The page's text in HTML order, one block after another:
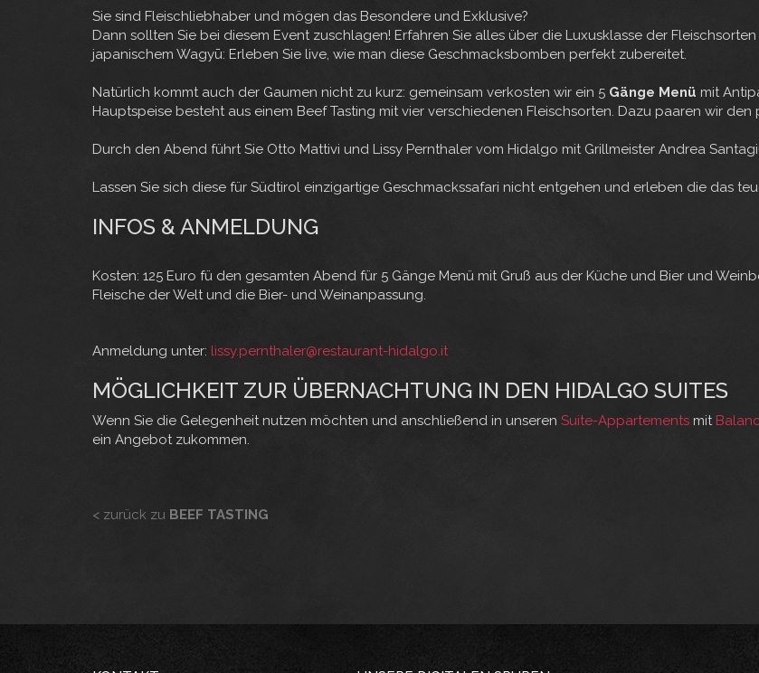
Sie sind Fleischliebhaber und mögen das Besondere und Exklusive?
Dann sollten Sie bei diesem Event zuschlagen! Erfahren Sie alles über die Luxusklasse der
japanischem Wagyū: Erleben Sie live, wie man diese Geschmacksbomben perfekt zubereitet.
Natürlich kommt auch der Gaumen nicht zu kurz: gemeinsam verkosten wir ein 5 Gänge Menü mit
Hauptspeise besteht aus einem Beef Tasting mit vier verschiedenen Fleischsorten. Dazu paaren wir
Durch den Abend führt Sie Otto Mattivi und Lissy Pernthaler vom Hidalgo mit Grillmeister Andrea
Lassen Sie sich diese für Südtirol einzigartige Geschmackssafari nicht entgehen und erleben die das
INFOS & ANMELDUNG
Kosten: 125 Euro fü den gesamten Abend für 5 Gänge Menü mit Gruß aus der Küche und Bier und
Fleische der Welt und die Bier- und Weinanpassung.
Anmeldung unter: lissy.pernthaler@restaurant-hidalgo.it
MÖGLICHKEIT ZUR ÜBERNACHTUNG IN DEN HIDALGO SUITES
Wenn Sie die Gelegenheit nutzen möchten und anschließend in unseren Suite-Appartements mit
ein Angebot zukommen.
< zurück zu BEEF TASTING